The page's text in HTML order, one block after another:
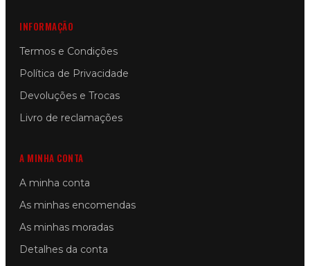
INFORMAÇÃO
Termos e Condições
Política de Privacidade
Devoluções e Trocas
Livro de reclamações
A MINHA CONTA
A minha conta
As minhas encomendas
As minhas moradas
Detalhes da conta